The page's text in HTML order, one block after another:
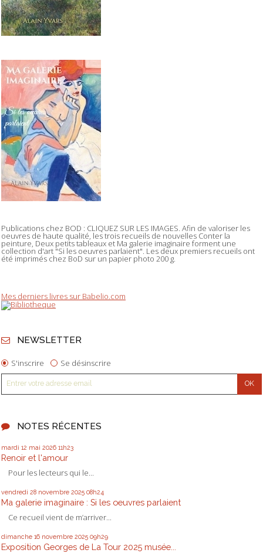
Publications chez BOD : CLIQUEZ SUR LES IMAGES. Afin de valoriser les
oeuvres de haute qualité, les trois recueils de nouvelles Conter la
peinture, Deux petits tableaux et Ma galerie imaginaire forment une
collection d'art "Si les oeuvres parlaient". Les deux premiers recueils ont
été imprimés chez BoD sur un papier photo 200 g.
Mes derniers livres sur Babelio.com
NEWSLETTER
S'inscrire Se désinscrire
NOTES RÉCENTES
mardi 12 mai 2026 11h23
Renoir et l'amour
Pour les lecteurs qui le...
vendredi 28 novembre 2025 08h24
Ma galerie imaginaire : Si les oeuvres parlaient
Ce recueil vient de m’arriver...
dimanche 16 novembre 2025 09h29
Exposition Georges de La Tour 2025 musée...